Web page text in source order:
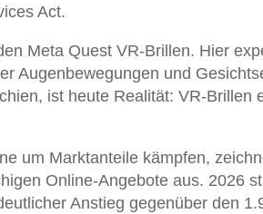
Act.
Meta Quest VR-Brillen. Hier
Augenbewegungen und
ist heute Realität: VR-Brillen
um Marktanteile kämpfen,
Online-Angebote aus. 2026
Anstieg gegenüber den